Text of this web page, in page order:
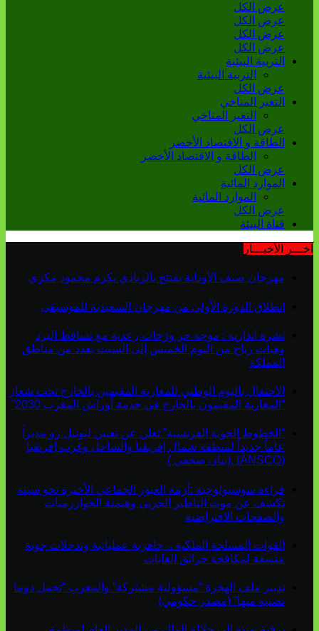
عرض الكل
عرض الكل
عرض الكل
عرض الكل
التربية البيئية
التربية البيئية
عرض الكل
التغير المناخي
التغير المناخي
عرض الكل
الطاقة و الاقتصاد الأخضر
الطاقة و الاقتصاد الأخضر
عرض الكل
الموارد المائية
الموارد المائية
عرض الكل
قناة البيئة
آخـــر الأخبـــار
مهرجان صيف الأوداية يفتتح بالزبادي يكرم محمود مكري
انطلاق الدورة الأولى من مهرجان السعيدية للموسيقى
نشرة انذارية : موجة حر وزخات رعدية مع تساقط البرد
وهبات رياح من اليوم الخميس إلى السبت بعدد من مناطق
المملكة
الاحتفال باليوم الوطني للمغاربة المقيمين بالخارج تحت شعار
“المغاربة المقيمون بالخارج في خدمة أوراش المغرب 2030”
“الخطوط الجوية الفرنسية” تعلن عن تعيين ليونيل رو مديراً
عاماً جديداً لمنطقة شمال إفريقيا والساحل وغرب إفريقيا
(ANSCO) .(بيان صحفي )
قراءة سوسيولوجية :أزمة العبور الجماعي الأخيرة نحو سبتة
تكشف عن موت التاطير الحزبي وهيمنة الخوارزميات
والصفحات الافتراضية
القوات المسلحة الملكية .. جاهزية عملياتية وتدخلات جوية
منسقة لمكافحة حرائق الغابات
تدبير ملف الهجرة “مسؤولية مشتركة” والمغرب “تحمل دوما
نصيبه منها” (مصدر حكومي)